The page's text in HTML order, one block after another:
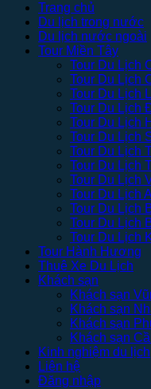
Trang chủ
Du lịch trong nước
Du lịch nước ngoài
Tour Miền Tây
Tour Du Lịch
Tour Du Lịch
Tour Du Lịch
Tour Du Lịch
Tour Du Lịch
Tour Du Lịch
Tour Du Lịch
Tour Du Lịch
Tour Du Lịch
Tour Du Lịch
Tour Du Lịch
Tour Du Lịch
Tour Du Lịch
Tour Hành Hương
Thuê Xe Du Lịch
Khách sạn
Khách sạn
Khách sạn
Khách sạn
Khách sạn
Kinh nghiệm du lịch
Liên hệ
Đăng nhập